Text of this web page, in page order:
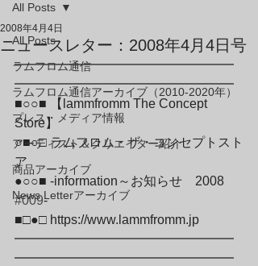
All Posts
ラムフロム通信
ラムフロム通信アーカイブ（2010-2020年）
プレス・メディア情報
アーティスト＆クリエイター紹介
商品アーカイブ
News Letterアーカイブ
All Posts
ニュースレター：2008年4月4日号
2008年4月4日
━━━━━━━━━━━━━━━━━
━━━━━━━━━━━━━━━━━
■○○■ 【lammfromm The Concept
Store】
○■○□ ラムフロム・ザ・コンセプトスト
ア
●○○■ -information～お知らせ　2008
#009-
■□●□ https://www.lammfromm.jp
━━━━━━━━━━━━━━━━━
━━━━━━━━━━━━━━━━━